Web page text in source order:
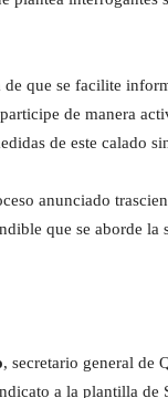
que se facilite
de manera
de este
anunciado
que se aborde
, secretario general de
a la plantilla